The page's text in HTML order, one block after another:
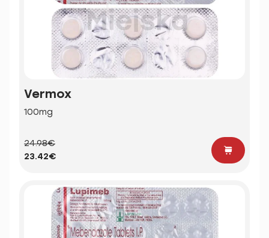
Vermox
100mg
24.98€
23.42€